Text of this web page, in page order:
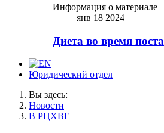
Информация о материале
янв 18 2024
Диета во время
Юридический отдел
Вы здесь:
Новости
В РЦХВЕ